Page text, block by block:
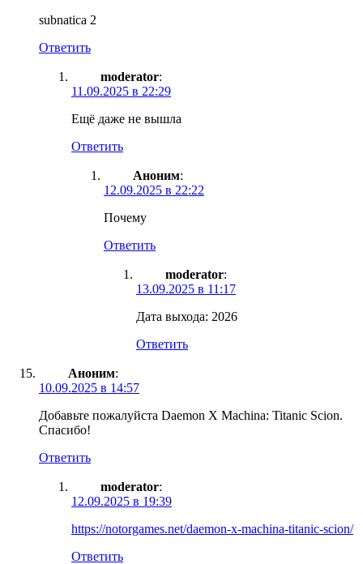
subnatica 2
Ответить
moderator:
11.09.2025 в 22:29
Ещё даже не вышла
Ответить
Аноним:
12.09.2025 в 22:22
Почему
Ответить
moderator:
13.09.2025 в 11:17
Дата выхода: 2026
Ответить
Аноним:
10.09.2025 в 14:57
Добавьте пожалуйста Daemon X Machina: Titanic Scion.
Спасибо!
Ответить
moderator:
12.09.2025 в 19:39
https://notorgames.net/daemon-x-machina-titanic-scion/
Ответить